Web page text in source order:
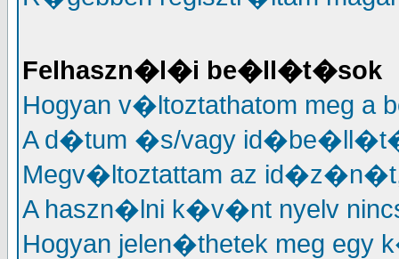
Felhaszn�l�i be�ll�t�sok
Hogyan v�ltoztathatom meg
A d�tum �s/vagy
Megv�ltoztattam az
A haszn�lni k�v�nt nyelv
Hogyan jelen�thetek meg egy